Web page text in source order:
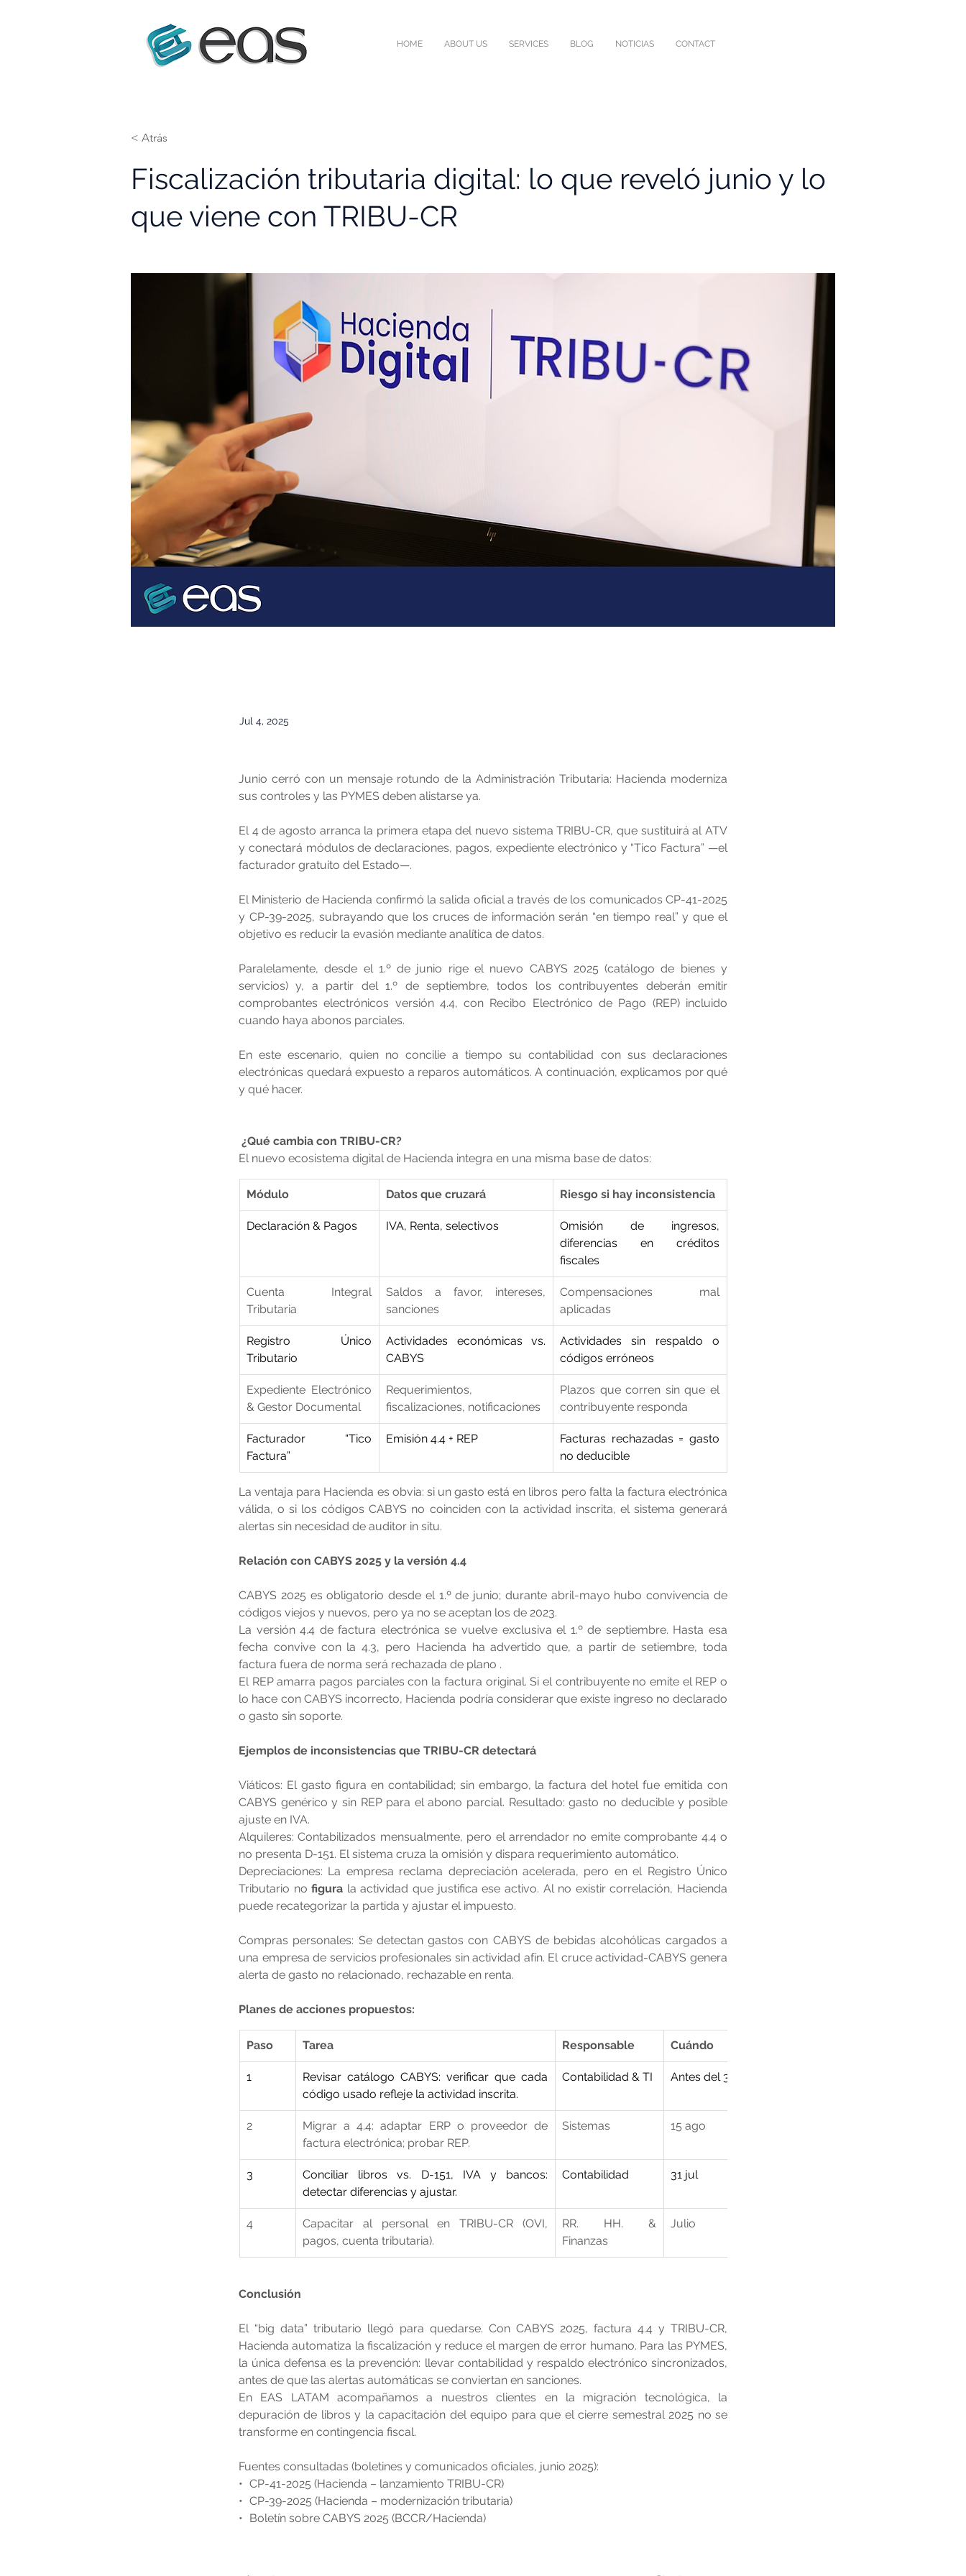
HOME ABOUT US SERVICES BLOG NOTICIAS CONTACT
< Atrás
Fiscalización tributaria digital: lo que reveló junio y lo
que viene con TRIBU-CR
Jul 4, 2025
Junio cerró con un mensaje rotundo de la Administración Tributaria: Hacienda moderniza
sus controles y las PYMES deben alistarse ya.
El 4 de agosto arranca la primera etapa del nuevo sistema TRIBU-CR, que sustituirá al ATV
y conectará módulos de declaraciones, pagos, expediente electrónico y “Tico Factura” —el
facturador gratuito del Estado—.
El Ministerio de Hacienda confirmó la salida oficial a través de los comunicados CP-41-2025
y CP-39-2025, subrayando que los cruces de información serán “en tiempo real” y que el
objetivo es reducir la evasión mediante analítica de datos.
Paralelamente, desde el 1.º de junio rige el nuevo CABYS 2025 (catálogo de bienes y
servicios) y, a partir del 1.º de septiembre, todos los contribuyentes deberán emitir
comprobantes electrónicos versión 4.4, con Recibo Electrónico de Pago (REP) incluido
cuando haya abonos parciales.
En este escenario, quien no concilie a tiempo su contabilidad con sus declaraciones
electrónicas quedará expuesto a reparos automáticos. A continuación, explicamos por qué
y qué hacer.
¿Qué cambia con TRIBU-CR?
El nuevo ecosistema digital de Hacienda integra en una misma base de datos:
Módulo Datos que cruzará Riesgo si hay inconsistencia
Declaración & Pagos IVA, Renta, selectivos
Omisión de ingresos,
diferencias en créditos
fiscales
Cuenta Integral
Tributaria
Saldos a favor, intereses,
sanciones
Compensaciones mal
aplicadas
Registro Único
Tributario
Actividades económicas vs.
CABYS
Actividades sin respaldo o
códigos erróneos
Expediente Electrónico
& Gestor Documental
Requerimientos,
fiscalizaciones, notificaciones
Plazos que corren sin que el
contribuyente responda
Facturador “Tico
Factura”
Emisión 4.4 + REP
Facturas rechazadas = gasto
no deducible
La ventaja para Hacienda es obvia: si un gasto está en libros pero falta la factura electrónica
válida, o si los códigos CABYS no coinciden con la actividad inscrita, el sistema generará
alertas sin necesidad de auditor in situ.
Relación con CABYS 2025 y la versión 4.4
CABYS 2025 es obligatorio desde el 1.º de junio; durante abril-mayo hubo convivencia de
códigos viejos y nuevos, pero ya no se aceptan los de 2023.
La versión 4.4 de factura electrónica se vuelve exclusiva el 1.º de septiembre. Hasta esa
fecha convive con la 4.3, pero Hacienda ha advertido que, a partir de setiembre, toda
factura fuera de norma será rechazada de plano .
El REP amarra pagos parciales con la factura original. Si el contribuyente no emite el REP o
lo hace con CABYS incorrecto, Hacienda podría considerar que existe ingreso no declarado
o gasto sin soporte.
Ejemplos de inconsistencias que TRIBU-CR detectará
Viáticos: El gasto figura en contabilidad; sin embargo, la factura del hotel fue emitida con
CABYS genérico y sin REP para el abono parcial. Resultado: gasto no deducible y posible
ajuste en IVA.
Alquileres: Contabilizados mensualmente, pero el arrendador no emite comprobante 4.4 o
no presenta D-151. El sistema cruza la omisión y dispara requerimiento automático.
Depreciaciones: La empresa reclama depreciación acelerada, pero en el Registro Único
Tributario no figura la actividad que justifica ese activo. Al no existir correlación, Hacienda
puede recategorizar la partida y ajustar el impuesto.
Compras personales: Se detectan gastos con CABYS de bebidas alcohólicas cargados a
una empresa de servicios profesionales sin actividad afín. El cruce actividad-CABYS genera
alerta de gasto no relacionado, rechazable en renta.
Planes de acciones propuestos:
Paso Tarea Responsable Cuándo
1
Revisar catálogo CABYS: verificar que cada
código usado refleje la actividad inscrita.
Contabilidad & TI Antes del 31 jul
2
Migrar a 4.4: adaptar ERP o proveedor de
factura electrónica; probar REP.
Sistemas 15 ago
3
Conciliar libros vs. D-151, IVA y bancos:
detectar diferencias y ajustar.
Contabilidad 31 jul
4
Capacitar al personal en TRIBU-CR (OVI,
pagos, cuenta tributaria).
RR. HH. &
Finanzas
Julio
Conclusión
El “big data” tributario llegó para quedarse. Con CABYS 2025, factura 4.4 y TRIBU-CR,
Hacienda automatiza la fiscalización y reduce el margen de error humano. Para las PYMES,
la única defensa es la prevención: llevar contabilidad y respaldo electrónico sincronizados,
antes de que las alertas automáticas se conviertan en sanciones.
En EAS LATAM acompañamos a nuestros clientes en la migración tecnológica, la
depuración de libros y la capacitación del equipo para que el cierre semestral 2025 no se
transforme en contingencia fiscal.
Fuentes consultadas (boletines y comunicados oficiales, junio 2025):
• CP-41-2025 (Hacienda – lanzamiento TRIBU-CR)
• CP-39-2025 (Hacienda – modernización tributaria)
• Boletín sobre CABYS 2025 (BCCR/Hacienda)